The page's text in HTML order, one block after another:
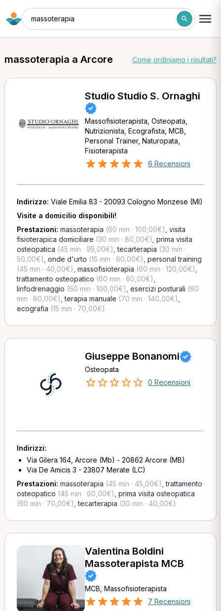
massoterapia
massoterapia a Arcore Come ordiniamo i risultati?
Studio Studio S. Ornaghi
Massofisioterapista, Osteopata,
Nutrizionista, Ecografista, MCB,
Personal Trainer, Naturopata,
Fisioterapista
6 Recensioni
Indirizzo: Viale Emilia 83 - 20093 Cologno Monzese (MI)
Visite a domicilio disponibili!
Prestazioni: massoterapia (60 min · 100,00€) visita
fisioterapica domiciliare (30 min · 80,00€) prima visita
osteopatica (45 min · 95,00€) ,tecarterapia (30 min ·
50,00€) onde d'urto (15 min · 60,00€) personal training
(45 min · 40,00€) massofisioterapia (60 min · 120,00€)
trattamento osteopatico (60 min · 60,00€)
linfodrenaggio (60 min · 100,00€) esercizi posturali (60
min · 80,00€) ,terapia manuale (70 min · 140,00€)
ecografia (15 min · 70,00€)
Giuseppe Bonanomi
Osteopata
0 Recensioni
Indirizzi:
Via Gilera 164, Arcore (Mb) - 20862 Arcore (MB)
Via De Amicis 3 - 23807 Merate (LC)
Prestazioni: massoterapia (45 min · 45,00€) ,trattamento
osteopatico (45 min · 60,00€) prima visita osteopatica
(60 min · 70,00€) ,tecarterapia (30 min · 40,00€)
Valentina Boldini
Massoterapista MCB
MCB, Massofisioterapista
7 Recensioni